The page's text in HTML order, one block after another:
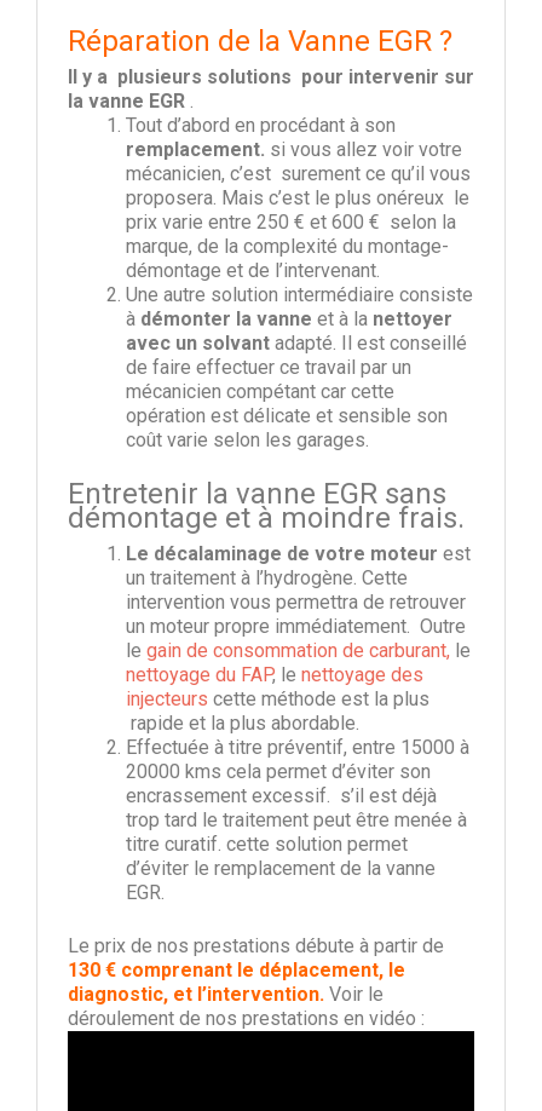
Réparation de la Vanne EGR ?
Il y a plusieurs solutions pour intervenir sur
la vanne EGR .
Tout d’abord en procédant à son
remplacement. si vous allez voir votre
mécanicien, c’est surement ce qu’il vous
proposera. Mais c’est le plus onéreux le
prix varie entre 250 € et 600 € selon la
marque, de la complexité du montage-
démontage et de l’intervenant.
Une autre solution intermédiaire consiste
à démonter la vanne et à la nettoyer
avec un solvant adapté. Il est conseillé
de faire effectuer ce travail par un
mécanicien compétant car cette
opération est délicate et sensible son
coût varie selon les garages.
Entretenir la vanne EGR sans
démontage et à moindre frais.
Le décalaminage de votre moteur est
un traitement à l’hydrogène. Cette
intervention vous permettra de retrouver
un moteur propre immédiatement. Outre
le gain de consommation de carburant, le
nettoyage du FAP, le nettoyage des
injecteurs cette méthode est la plus
rapide et la plus abordable.
Effectuée à titre préventif, entre 15000 à
20000 kms cela permet d’éviter son
encrassement excessif. s’il est déjà
trop tard le traitement peut être menée à
titre curatif. cette solution permet
d’éviter le remplacement de la vanne
EGR.
Le prix de nos prestations débute à partir de
130 € comprenant le déplacement, le
diagnostic, et l’intervention. Voir le
déroulement de nos prestations en vidéo :